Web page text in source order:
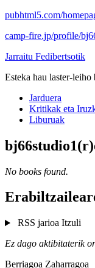
pubhtml5.com/
camp-fire.jp/profile/
Jarraitu Fedibertsotik
Esteka hau laster-leiho
Jarduera
Kritikak eta
Liburuak
No books found.
RSS jarioa Itzuli
Ez dago aktibitaterik
Berriagoa Zaharragoa